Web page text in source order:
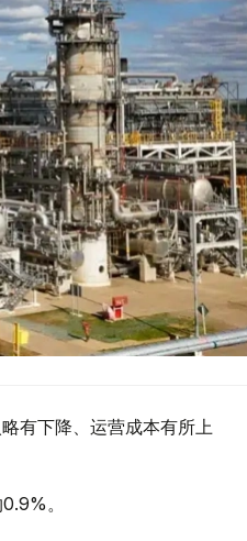
有下降、运营成本有所上
。